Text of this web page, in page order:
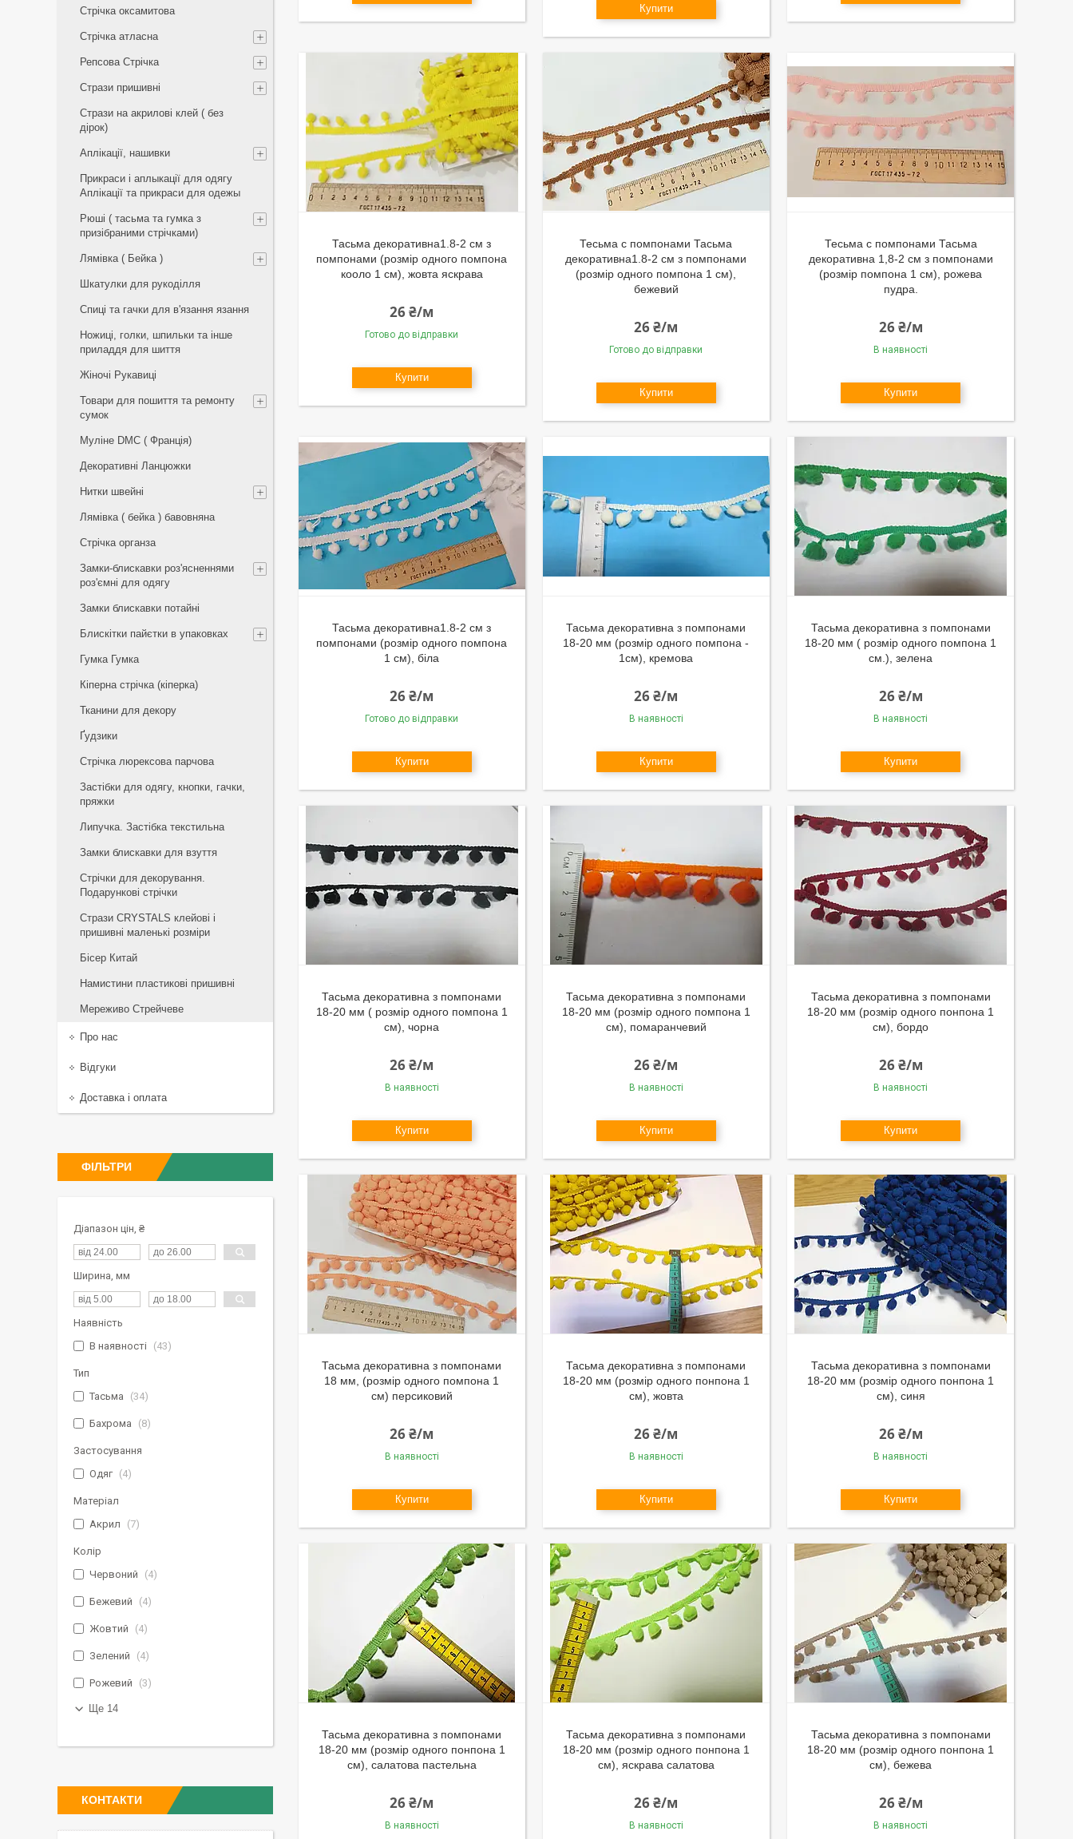
Купити
Тасьма декоративна1.8-2 см з
помпонами (розмір одного помпона
кооло 1 см), жовта яскрава
26 ₴/м
Готово до відправки
Купити
Тесьма с помпонами Тасьма
декоративна1.8-2 см з помпонами
(розмір одного помпона 1 см),
бежевий
26 ₴/м
Готово до відправки
Купити
Тесьма с помпонами Тасьма
декоративна 1,8-2 см з помпонами
(розмір помпона 1 см), рожева
пудра.
26 ₴/м
В наявності
Купити
Тасьма декоративна1.8-2 см з
помпонами (розмір одного помпона
1 см), біла
26 ₴/м
Готово до відправки
Купити
Тасьма декоративна з помпонами
18-20 мм (розмір одного помпона -
1см), кремова
26 ₴/м
В наявності
Купити
Тасьма декоративна з помпонами
18-20 мм ( розмір одного помпона 1
см.), зелена
26 ₴/м
В наявності
Купити
Тасьма декоративна з помпонами
18-20 мм ( розмір одного помпона 1
см), чорна
26 ₴/м
В наявності
Купити
Тасьма декоративна з помпонами
18-20 мм (розмір одного помпона 1
см), помаранчевий
26 ₴/м
В наявності
Купити
Тасьма декоративна з помпонами
18-20 мм (розмір одного понпона 1
см), бордо
26 ₴/м
В наявності
Купити
Тасьма декоративна з помпонами
18 мм, (розмір одного помпона 1
см) персиковий
26 ₴/м
В наявності
Купити
Тасьма декоративна з помпонами
18-20 мм (розмір одного понпона 1
см), жовта
26 ₴/м
В наявності
Купити
Тасьма декоративна з помпонами
18-20 мм (розмір одного понпона 1
см), синя
26 ₴/м
В наявності
Купити
Тасьма декоративна з помпонами
18-20 мм (розмір одного понпона 1
см), салатова пастельна
26 ₴/м
В наявності
Тасьма декоративна з помпонами
18-20 мм (розмір одного понпона 1
см), яскрава салатова
26 ₴/м
В наявності
Тасьма декоративна з помпонами
18-20 мм (розмір одного понпона 1
см), бежева
26 ₴/м
В наявності
Стрічка оксамитова
Стрічка атласна
Репсова Стрічка
Стрази пришивні
Стрази на акрилові клей ( без
дірок)
Аплікації, нашивки
Прикраси і аплыкації для одягу
Аплікації та прикраси для одежы
Рюші ( тасьма та гумка з
призібраними стрічками)
Лямівка ( Бейка )
Шкатулки для рукоділля
Спиці та гачки для в'язання язання
Ножиці, голки, шпильки та інше
приладдя для шиття
Жіночі Рукавиці
Товари для пошиття та ремонту
сумок
Муліне DMC ( Франція)
Декоративні Ланцюжки
Нитки швейні
Лямівка ( бейка ) бавовняна
Стрічка органза
Замки-блискавки роз'ясненнями
роз'ємні для одягу
Замки блискавки потайні
Блискітки пайєтки в упаковках
Гумка Гумка
Кіперна стрічка (кіперка)
Тканини для декору
Ґудзики
Стрічка люрексова парчова
Застібки для одягу, кнопки, гачки,
пряжки
Липучка. Застібка текстильна
Замки блискавки для взуття
Стрічки для декорування.
Подарункові стрічки
Стрази CRYSTALS клейові і
пришивні маленькі розміри
Бісер Китай
Намистини пластикові пришивні
Мереживо Стрейчеве
Про нас
Відгуки
Доставка і оплата
ФІЛЬТРИ
Діапазон цін, ₴
Ширина, мм
Наявність
В наявності
43
Тип
Тасьма
34
Бахрома 8
Застосування
Одяг
4
Матеріал
Акрил
7
Колір
Червоний
4
Бежевий 4
Жовтий 4
Зелений 4
Рожевий 3
Ще 14
КОНТАКТИ